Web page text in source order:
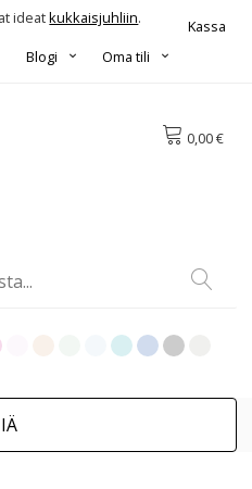
ideatkukkaisjuhliin.
Kassa
Oma tili
Blogi
0,00 €